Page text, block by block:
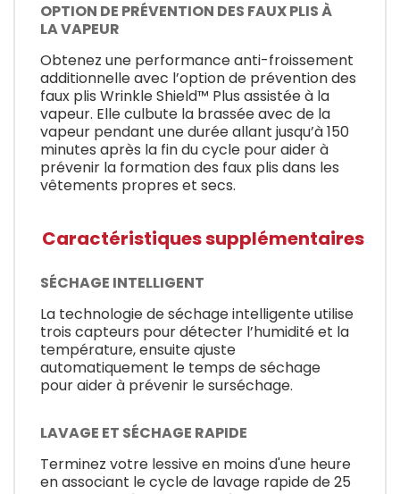
OPTION DE PRÉVENTION DES FAUX PLIS À
LA VAPEUR
Obtenez une performance anti-froissement
additionnelle avec l’option de prévention des
faux plis Wrinkle Shield™ Plus assistée à la
vapeur. Elle culbute la brassée avec de la
vapeur pendant une durée allant jusqu’à 150
minutes après la fin du cycle pour aider à
prévenir la formation des faux plis dans les
vêtements propres et secs.
Caractéristiques supplémentaires
SÉCHAGE INTELLIGENT
La technologie de séchage intelligente utilise
trois capteurs pour détecter l’humidité et la
température, ensuite ajuste
automatiquement le temps de séchage
pour aider à prévenir le surséchage.
LAVAGE ET SÉCHAGE RAPIDE
Terminez votre lessive en moins d'une heure
en associant le cycle de lavage rapide de 25